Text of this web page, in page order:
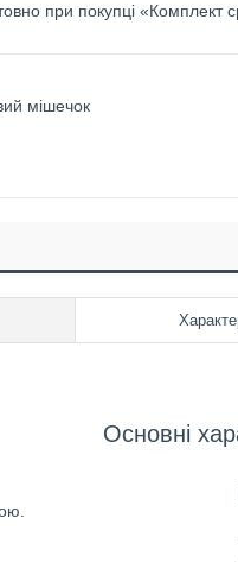
при покупці
мішечок
Основні